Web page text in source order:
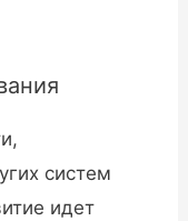
систем
идет